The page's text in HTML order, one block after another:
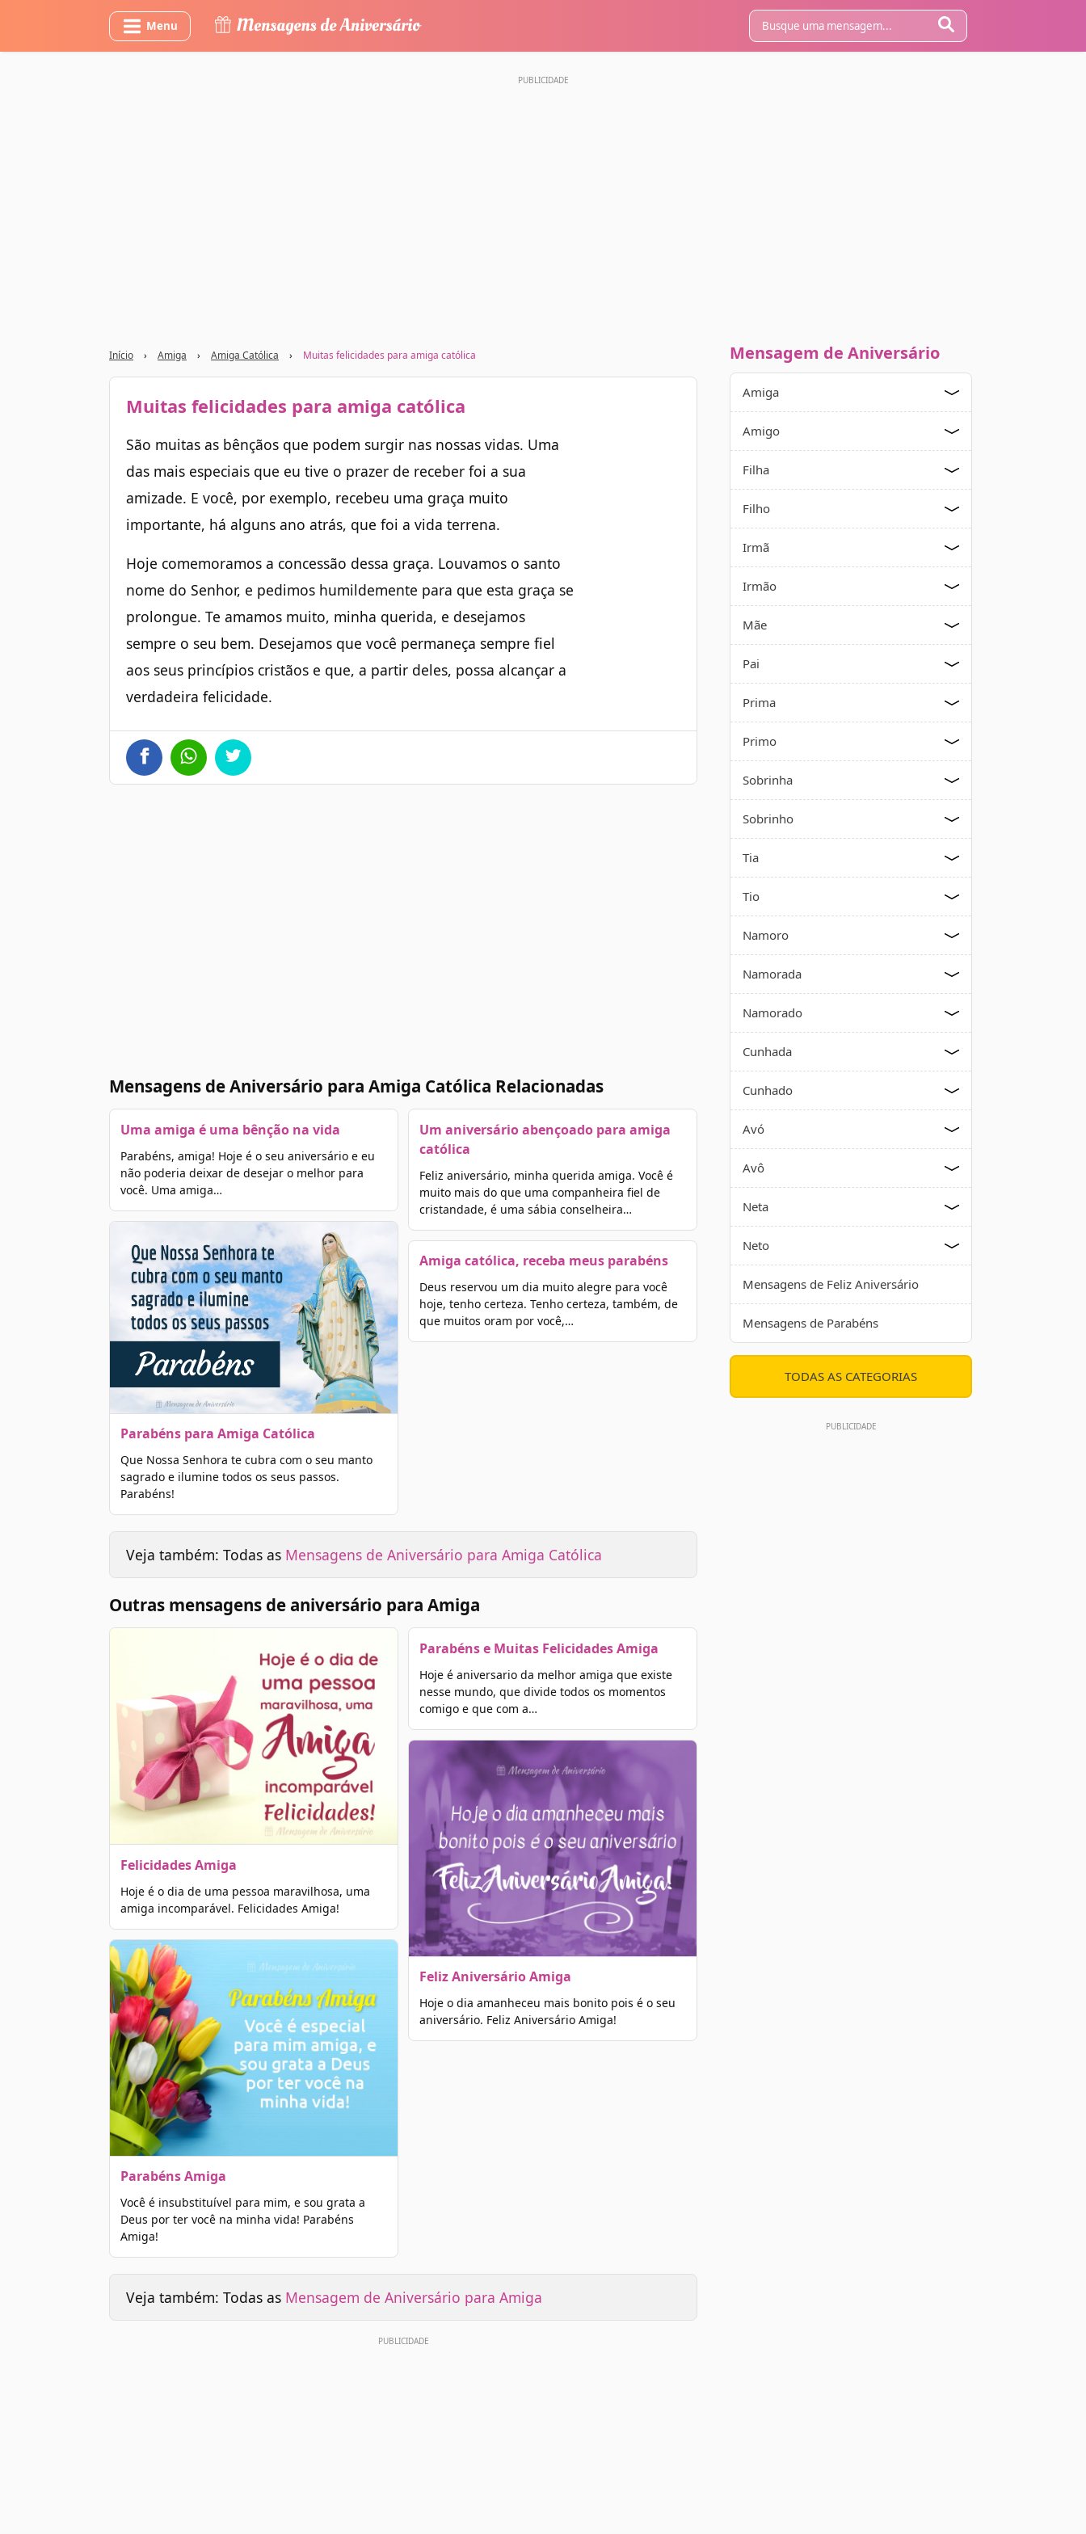
Menu
Início › Amiga › Amiga Católica › Muitas felicidades para amiga católica
Muitas felicidades para amiga católica
São muitas as bênçãos que podem surgir nas nossas vidas. Uma
das mais especiais que eu tive o prazer de receber foi a sua
amizade. E você, por exemplo, recebeu uma graça muito
importante, há alguns ano atrás, que foi a vida terrena.
Hoje comemoramos a concessão dessa graça. Louvamos o santo
nome do Senhor, e pedimos humildemente para que esta graça se
prolongue. Te amamos muito, minha querida, e desejamos
sempre o seu bem. Desejamos que você permaneça sempre fiel
aos seus princípios cristãos e que, a partir deles, possa alcançar a
verdadeira felicidade.
Mensagens de Aniversário para Amiga Católica Relacionadas
Uma amiga é uma bênção na vida
Parabéns, amiga! Hoje é o seu aniversário e eu
não poderia deixar de desejar o melhor para
você. Uma amiga…
Parabéns para Amiga Católica
Que Nossa Senhora te cubra com o seu manto
sagrado e ilumine todos os seus passos.
Parabéns!
Um aniversário abençoado para amiga
católica
Feliz aniversário, minha querida amiga. Você é
muito mais do que uma companheira fiel de
cristandade, é uma sábia conselheira…
Amiga católica, receba meus parabéns
Deus reservou um dia muito alegre para você
hoje, tenho certeza. Tenho certeza, também, de
que muitos oram por você,…
Veja também: Todas as Mensagens de Aniversário para Amiga Católica
Outras mensagens de aniversário para Amiga
Felicidades Amiga
Hoje é o dia de uma pessoa maravilhosa, uma
amiga incomparável. Felicidades Amiga!
Parabéns Amiga
Você é insubstituível para mim, e sou grata a
Deus por ter você na minha vida! Parabéns
Amiga!
Parabéns e Muitas Felicidades Amiga
Hoje é aniversario da melhor amiga que existe
nesse mundo, que divide todos os momentos
comigo e que com a…
Feliz Aniversário Amiga
Hoje o dia amanheceu mais bonito pois é o seu
aniversário. Feliz Aniversário Amiga!
Veja também: Todas as Mensagem de Aniversário para Amiga
Mensagem de Aniversário
Amiga
Amigo
Filha
Filho
Irmã
Irmão
Mãe
Pai
Prima
Primo
Sobrinha
Sobrinho
Tia
Tio
Namoro
Namorada
Namorado
Cunhada
Cunhado
Avó
Avô
Neta
Neto
Mensagens de Feliz Aniversário
Mensagens de Parabéns
TODAS AS CATEGORIAS